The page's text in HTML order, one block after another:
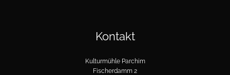
Kontakt
Kulturmühle Parchim
Fischerdamm 2